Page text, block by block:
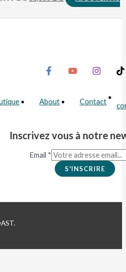
About Contact
Inscrivez vous à notre
Email *
S'INSCRIRE